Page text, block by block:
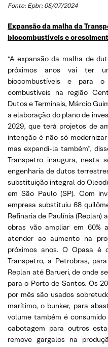
Fonte: Epbr; 05/07/2024
Expansão da malha da
biocombustíveis e
“A expansão da malha de
próximos anos vai ter
biocombustíveis e para
combustíveis na região
Dutos e Terminais, Márcio
a elaboração do plano de
2029, que terá projetos de
intenção é não só
mas expandi-la também”,
Transpetro inaugura, nesta
engenharia de dutos
substituição integral do
em São Paulo (SP). Com
empresa substituiu 68
Refinaria de Paulínia (Replan)
obras vão ampliar em 60%
atender ao aumento na
próximos anos. O Opasa é
Transpetro, a Petrobras,
Replan até Barueri, de onde
para o Porto de Santos. Os
por mês são usados
marítimo, o bunker, para
volume também é
cabotagem para outros
remove gargalos na